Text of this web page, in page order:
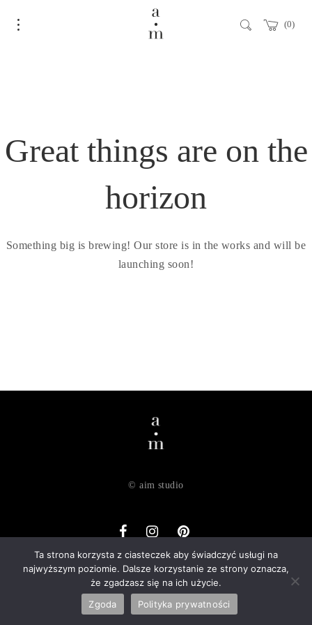
0
Great things are on the
horizon
Something big is brewing! Our store is in the works and will be
launching soon!
Ta strona korzysta z ciasteczek aby świadczyć usługi na
najwyższym poziomie. Dalsze korzystanie ze strony oznacza,
że zgadzasz się na ich użycie.
Zgoda
Polityka prywatności
© aim studio
o nas dostawa zwroty regulamin
polityka prywatności
kontakt